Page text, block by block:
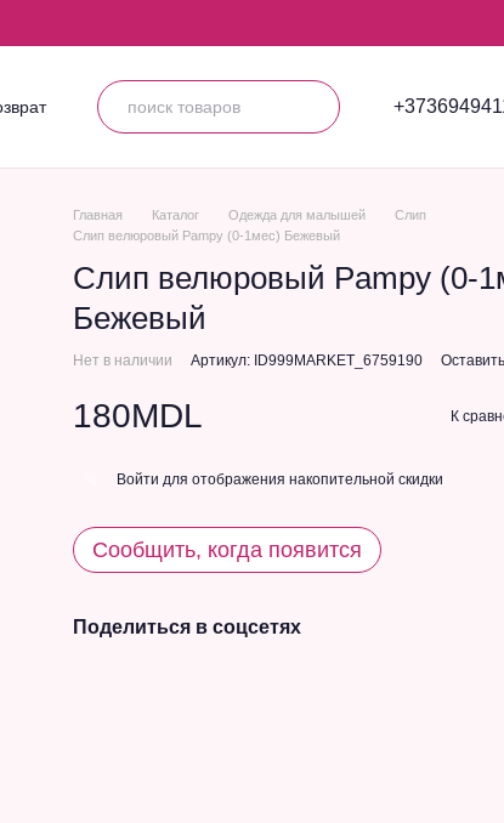
Главная Каталог Одежда для малышей
Слип
Слип велюровый Pampy (0-1мес) Бежевый
Слип велюровый Pampy (0-
Бежевый
Нет в наличии Артикул: ID999MARKET_6759190
180MDL К
Войти для отображения накопительной скидки
Сообщить, когда появится
Поделиться в соцсетях